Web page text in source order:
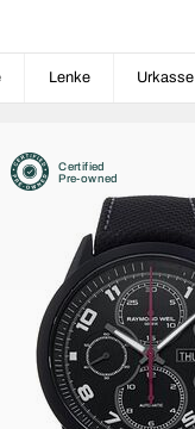
Lenke Urkasse
Certified
Pre-owned